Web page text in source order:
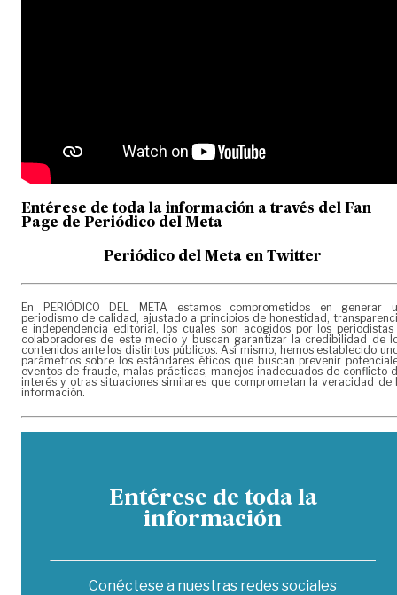
Entérese de toda la información a través del Fan
Page de Periódico del Meta
Periódico del Meta en Twitter
En PERIÓDICO DEL META estamos comprometidos en generar
periodismo de calidad, ajustado a principios de honestidad,
e independencia editorial, los cuales son acogidos por los periodistas
colaboradores de este medio y buscan garantizar la credibilidad de
contenidos ante los distintos públicos. Así mismo, hemos establecido
parámetros sobre los estándares éticos que buscan prevenir
eventos de fraude, malas prácticas, manejos inadecuados de conflicto
interés y otras situaciones similares que comprometan la veracidad de
información.
Entérese de toda la
información
Conéctese a nuestras redes sociales